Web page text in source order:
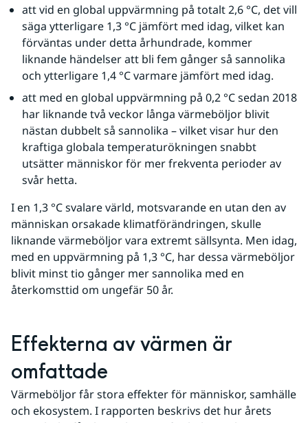
att vid en global uppvärmning på totalt 2,6 °C, det vill
säga ytterligare 1,3 °C jämfört med idag, vilket kan
förväntas under detta århundrade, kommer
liknande händelser att bli fem gånger så sannolika
och ytterligare 1,4 °C varmare jämfört med idag.
att med en global uppvärmning på 0,2 °C sedan 2018
har liknande två veckor långa värmeböljor blivit
nästan dubbelt så sannolika – vilket visar hur den
kraftiga globala temperaturökningen snabbt
utsätter människor för mer frekventa perioder av
svår hetta.
I en 1,3 °C svalare värld, motsvarande en utan den av
människan orsakade klimatförändringen, skulle
liknande värmeböljor vara extremt sällsynta. Men idag,
med en uppvärmning på 1,3 °C, har dessa värmeböljor
blivit minst tio gånger mer sannolika med en
återkomsttid om ungefär 50 år.
Effekterna av värmen är
omfattade
Värmeböljor får stora effekter för människor, samhälle
och ekosystem. I rapporten beskrivs det hur årets